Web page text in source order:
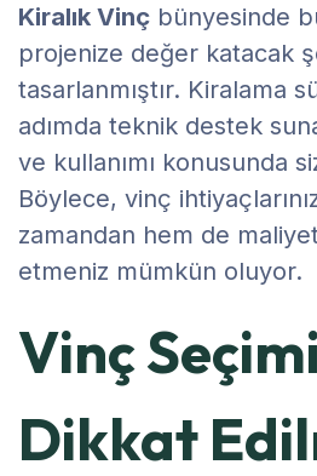
Kiralık Vinç bünyesinde
projenize değer katacak
tasarlanmıştır. Kiralama
adımda teknik destek
ve kullanımı konusunda
Böylece, vinç
zamandan hem de
etmeniz mümkün oluyor.
Vinç
Dikkat